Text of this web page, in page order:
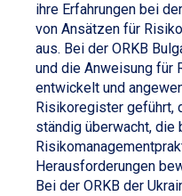
ihre Erfahrungen bei
von Ansätzen für
aus. Bei der ORKB
und die Anweisung für
entwickelt und
Risikoregister geführt,
ständig überwacht, die
Herausforderungen
Bei der ORKB der